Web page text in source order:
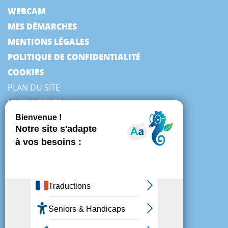
WEBCAM
MES DÉMARCHES
MENTIONS LÉGALES
POLITIQUE DE CONFIDENTIALITÉ
COOKIES
PLAN DU SITE
ESPACE PRESSE